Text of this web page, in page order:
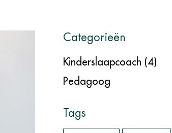
Categorieën
Kinderslaapcoach (4)
Pedagoog
Tags